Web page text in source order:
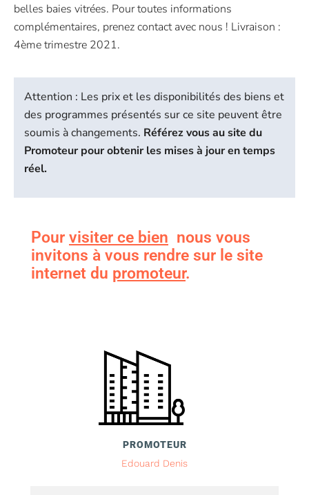
belles baies vitrées. Pour toutes informations
complémentaires, prenez contact avec nous ! Livraison :
4ème trimestre 2021.
Attention : Les prix et les disponibilités des biens et
des programmes présentés sur ce site peuvent être
soumis à changements. Référez vous au site du
Promoteur pour obtenir les mises à jour en temps
réel.
Pour visiter ce bien nous vous
invitons à vous rendre sur le site
internet du promoteur.
PROMOTEUR
Edouard Denis